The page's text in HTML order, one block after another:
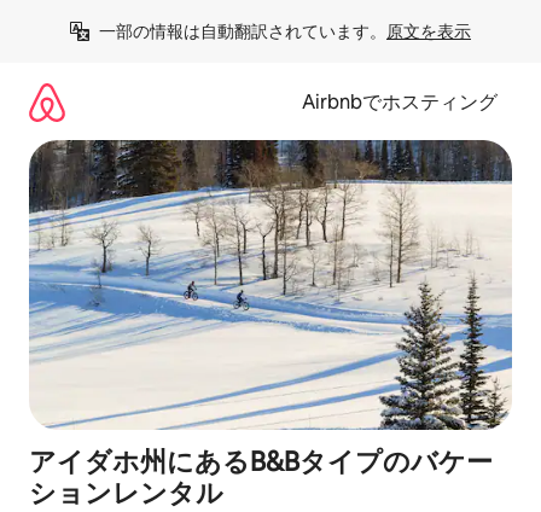
一部の情報は自動翻訳されています。 原文を表示
Airbnbでホスティング
アイダホ州にあるB&Bタイプのバケー
ションレンタル